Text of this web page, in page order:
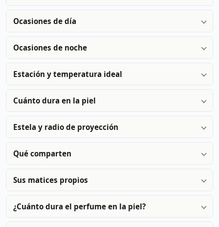
Ocasiones de día
Ocasiones de noche
Estación y temperatura ideal
Cuánto dura en la piel
Estela y radio de proyección
Qué comparten
Sus matices propios
¿Cuánto dura el perfume en la piel?